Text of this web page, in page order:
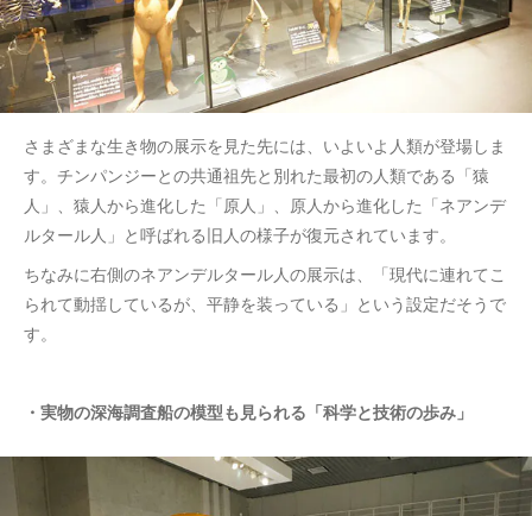
さまざまな生き物の展示を見た先には、いよいよ人類が登場しま
す。チンパンジーとの共通祖先と別れた最初の人類である「猿
人」、猿人から進化した「原人」、原人から進化した「ネアンデ
ルタール人」と呼ばれる旧人の様子が復元されています。
ちなみに右側のネアンデルタール人の展示は、「現代に連れてこ
られて動揺しているが、平静を装っている」という設定だそうで
す。
・実物の深海調査船の模型も見られる「科学と技術の歩み」